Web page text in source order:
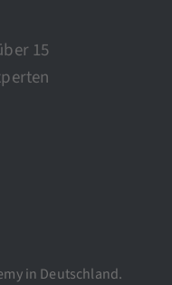
15
in Deutschland.